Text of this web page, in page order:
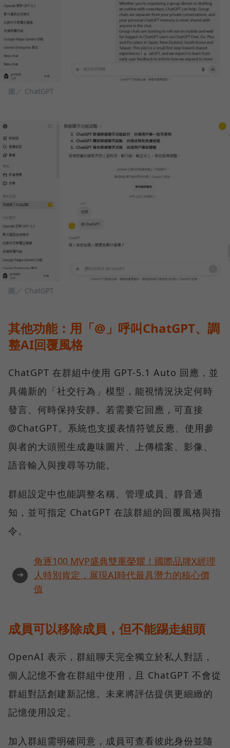
圖／ ChatGPT
圖／ ChatGPT
其他功能：用「@」呼叫ChatGPT、調
整AI回覆風格
ChatGPT 在群組中使用 GPT-5.1 Auto 回應，並
具備新的「社交行為」模型，能視情況決定何時
發言、何時保持安靜。若需要它回應，可直接
@ChatGPT。系統也支援表情符號反應、使用參
與者的大頭照生成趣味圖片、上傳檔案、影像、
語音輸入與搜尋等功能。
群組設定中也能調整名稱、管理成員、靜音通
知，並可指定 ChatGPT 在該群組的回覆風格與指
令。
➜
角逐100 MVP盛典雙重榮耀！國際品牌X經理
人特別肯定，展現AI時代最具潛力的核心價
值
成員可以移除成員，但不能踢走組頭
OpenAI 表示，群組聊天完全獨立於私人對話，
個人記憶不會在群組中使用，且 ChatGPT 不會從
群組對話創建新記憶。未來將評估提供更細緻的
記憶使用設定。
加入群組需明確同意，成員可查看彼此身份並隨